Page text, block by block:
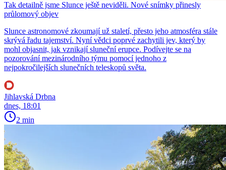
Tak detailně jsme Slunce ještě neviděli. Nové snímky přinesly
průlomový objev
Slunce astronomové zkoumají už staletí, přesto jeho atmosféra stále
skrývá řadu tajemství. Nyní vědci poprvé zachytili jev, který by
mohl objasnit, jak vznikají sluneční erupce. Podívejte se na
pozorování mezinárodního týmu pomocí jednoho z
nejpokročilejších slunečních teleskopů světa.
Jihlavská Drbna
dnes, 18:01
2 min